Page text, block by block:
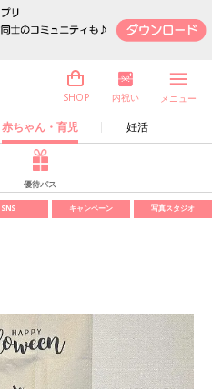
赤ちゃん・育児 妊活
SHOP 内祝い メニュー
優待パス
SNS キャンペーン 写真スタジオ